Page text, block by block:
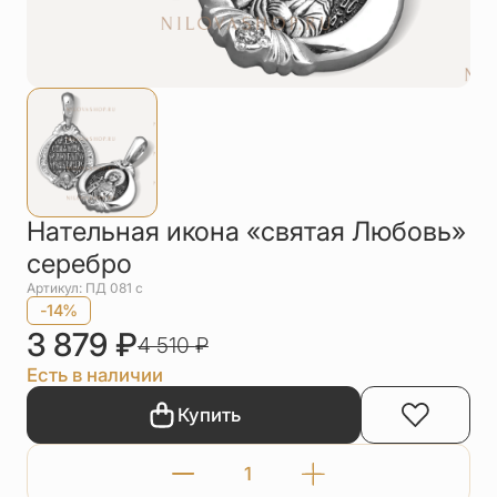
Цепи
Чётки
Шнурки на
Другое
Нательная икона «святая Любовь»
серебро
Артикул: ПД 081 с
-14%
3 879 ₽4 510₽
Есть в наличии
Купить
Количество